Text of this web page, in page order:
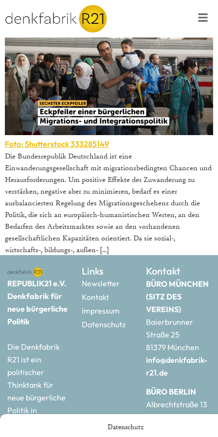
Datenschutz
Foto: Shutterstock 333285149
Die Bundesrepublik Deutschland ist eine
Einwanderungsgesellschaft mit migrationsbedingten Chancen und
Herausforderungen. Um positive Effekte der Zuwanderung zu
verstärken, negative aber zu minimieren, bedarf es einer
ausbalancierten Regelung des Migrationsgeschehens durch die
Politik, die sich an europäisch-humanistischen Werten, an den
Bedarfen des Arbeitsmarktes sowie an den vorhandenen
gesellschaftlichen Kapazitäten orientiert. Da sie sozial-,
wirtschafts-, bildungs-, außen- […]
REPUBLIK21 e.V.
Denkfabrik für
neue bürgerliche
Politik
Die Denkfabrik
R21 ist ein
politischer
Thinktank für
neue bürgerliche
Politik in
Links
Newsletter
Kontakt
Impressum
Datenschutz
Kontakt
BÜRO MÜNCHEN
(SITZ DES
VEREINS)
Baierbrunner
Straße 25
81379 München
info@denkfabrik-
r21.de
BÜRO BERLIN
Albrechtstraße 13
10117 Berlin